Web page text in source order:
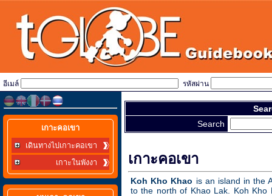
อีเมล์ รหัสผ่าน
เกาะคอเขา
เดินทางไปเกาะคอเขา
เกาะในพังงา
Search
เกาะคอเขา
Koh Kho Khao is an island in the
to the north of Khao Lak. Koh Kho